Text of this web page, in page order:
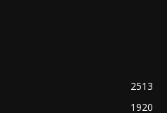
2513
1920